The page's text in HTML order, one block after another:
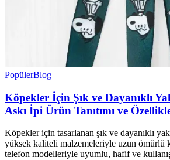
PopülerBlog
Köpekler İçin Şık ve Dayanıklı
Askı İpi Ürün Tanıtımı ve
Köpekler için tasarlanan şık ve dayanıklı
yüksek kaliteli malzemeleriyle uzun ömürlü
telefon modelleriyle uyumlu, hafif ve